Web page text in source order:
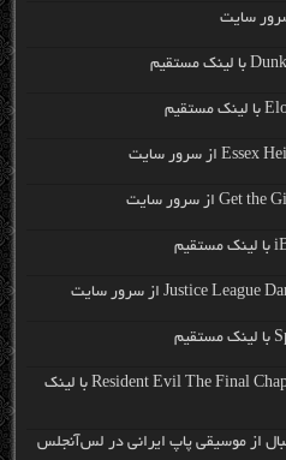
دانلود رایگان فیلم خارجی Resident Evil The Final Chapter 2017 با لینک
از موسیقی پاپ ایرانی در لس‌آنجلس